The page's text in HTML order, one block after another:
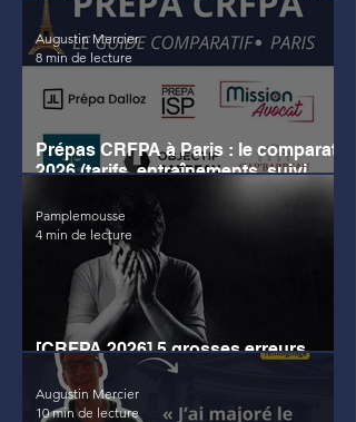
pour réussir le CRFPA
Prépas CRFPA à Paris : le comparatif
2026 (tarifs, entraînements, suivi,
Augustin Mercier
8 min de lecture
[CRFPA 2026] 5 grosses erreurs
d’organisation pour éviter l’échec
Pamplemousse
4 min de lecture
Augustin Mercier
10 min de lecture